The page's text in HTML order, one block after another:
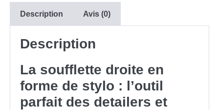
Description Avis (0)
Description
La soufflette droite en
forme de stylo : l’outil
parfait des detailers et